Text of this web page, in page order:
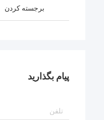
برجسته کردن
پیام بگذارید